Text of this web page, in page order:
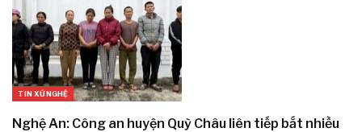
TIN XỨ NGHỆ
Nghệ An: Công an huyện Quỳ Châu liên tiếp bắt nhiều